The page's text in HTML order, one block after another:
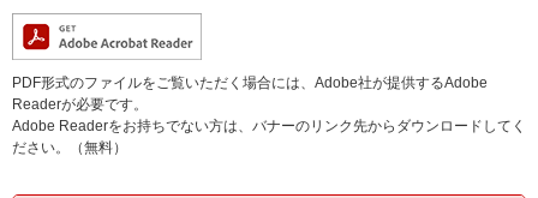
PDF形式のファイルをご覧いただく場合には、Adobe社が提供するAdobe
Readerが必要です。
Adobe Readerをお持ちでない方は、バナーのリンク先からダウンロードしてく
ださい。（無料）